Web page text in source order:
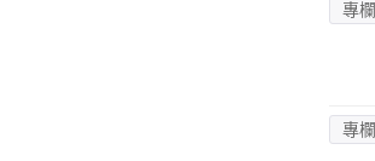
專欄
專欄